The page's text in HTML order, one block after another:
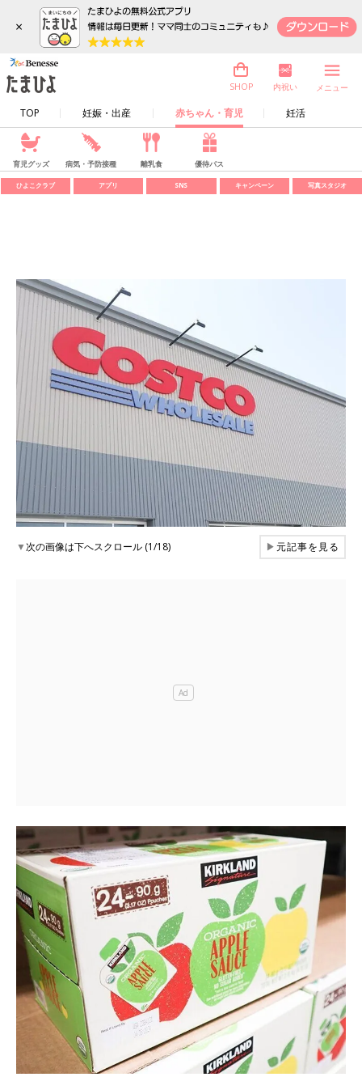
×
TOP 妊娠・出産 赤ちゃん・育児 妊活
SHOP 内祝い メニュー
育児グッズ 病気・予防接種 離乳食 優待パス
ひよこクラブ アプリ SNS キャンペーン 写真スタジオ
▼次の画像は下へスクロール (1/18) ▶元記事を見る